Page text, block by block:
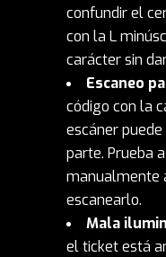
confundir el
con la L
carácter sin
Escaneo
código con la
escáner
parte. Prueba
manualmente
escanearlo.
Mala
el ticket está